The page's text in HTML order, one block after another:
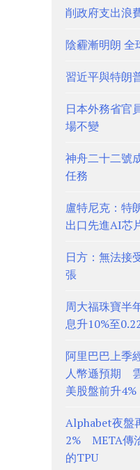
削政府支出浪
陰霾漸明朗 全
習近平與特朗
日本外務省官
場不變
神舟二十二號
任務
盧特尼克：特
出口先進AI芯
日方：無法接
張
周大福珠寶半
息升10%至
阿里巴巴上季
人幣遜預期
美股盤前升4%
Alphabet夜盤
2% META傳
的TPU